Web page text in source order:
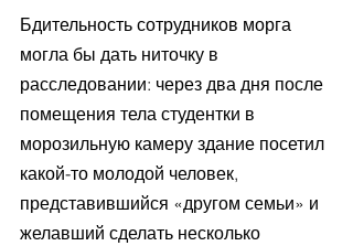
Бдительность сотрудников морга
могла бы дать ниточку в
расследовании: через два дня после
помещения тела студентки в
морозильную камеру здание посетил
какой-то молодой человек,
представившийся «другом семьи» и
желавший сделать несколько